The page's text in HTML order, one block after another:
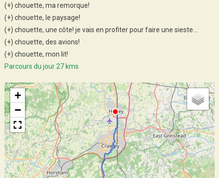
(+) chouette, ma remorque!
(+) chouette, le paysage!
(+) chouette, une côte! je vais en profiter pour faire une sieste…
(+) chouette, des avions!
(+) chouette, mon lit!
Parcours du jour 27 kms
+
−